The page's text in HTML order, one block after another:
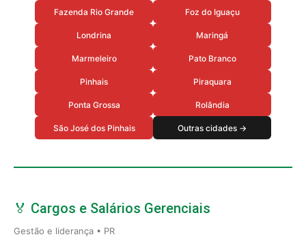
Fazenda Rio Grande Foz do Iguaçu
Londrina Maringá
Marmeleiro Pato Branco
Pinhais Piraquara
Ponta Grossa Rolândia
São José dos Pinhais Outras cidades →
🏅 Cargos e Salários Gerenciais
Gestão e liderança • PR